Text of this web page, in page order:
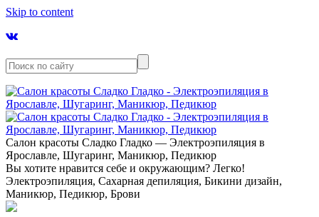
Skip to content
Салон красоты Сладко Гладко — Электроэпиляция в
Ярославле, Шугаринг, Маникюр, Педикюр
Вы хотите нравится себе и окружающим? Легко!
Электроэпиляция, Сахарная депиляция, Бикини дизайн,
Маникюр, Педикюр, Брови